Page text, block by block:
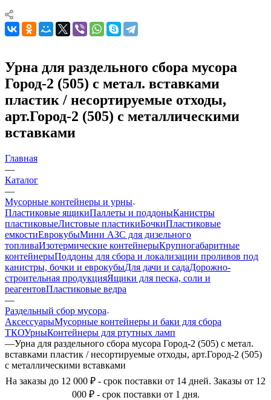
Урна для раздельного сбора мусора
Город-2 (505) с метал. вставками
пластик / несортируемые отходы,
арт.Город-2 (505) с металлическими
вставками
Главная
—
Каталог
—
Мусорные контейнеры и урны
Пластиковые ящикиПаллеты и поддоныКанистры
пластиковыеЛистовые пластикиБочкиПластиковые
емкостиЕврокубыМини АЗС для дизельного
топливаИзотермические контейнерыКрупногабаритные
контейнерыПоддоны для сбора и локализации проливов под
канистры, бочки и еврокубыДля дачи и садаДорожно-
строительная продукцияЯщики для песка, соли и
реагентовПластиковые ведра
—
Раздельный сбор мусора
АксессуарыМусорные контейнеры и баки для сбора
ТКОУрныКонтейнеры для ртутных ламп
—Урна для раздельного сбора мусора Город-2 (505) с метал.
вставками пластик / несортируемые отходы, арт.Город-2 (505)
с металлическими вставками
На заказы до 12 000 ₽ - срок поставки от 14 дней. Заказы от 12
000 ₽ - срок поставки от 1 дня.